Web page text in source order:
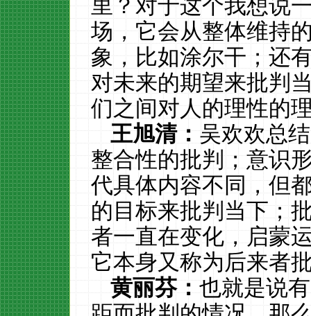
里？对于这个我想说
场，它会从整体维持
象，比如涂尔干；还
对未来的期望来批判
们之间对人的理性的
王旭清：吴欢欢总
整合性的批判；意识
代具体内容不同，但
的目标来批判当下；
者一直在变化，启蒙
它本身又称为后来者
黄丽芬：也就是说